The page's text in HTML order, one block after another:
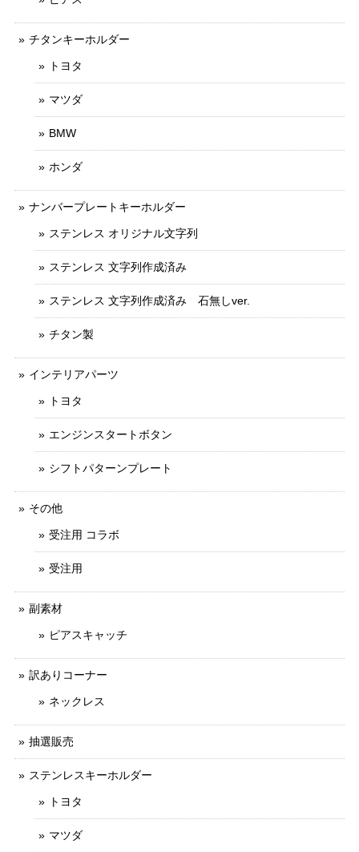
チタンキーホルダー
トヨタ
マツダ
BMW
ホンダ
ナンバープレートキーホルダー
ステンレス オリジナル文字列
ステンレス 文字列作成済み
ステンレス 文字列作成済み 石無しver.
チタン製
インテリアパーツ
トヨタ
エンジンスタートボタン
シフトパターンプレート
その他
受注用 コラボ
受注用
副素材
ピアスキャッチ
訳ありコーナー
ネックレス
抽選販売
ステンレスキーホルダー
トヨタ
マツダ